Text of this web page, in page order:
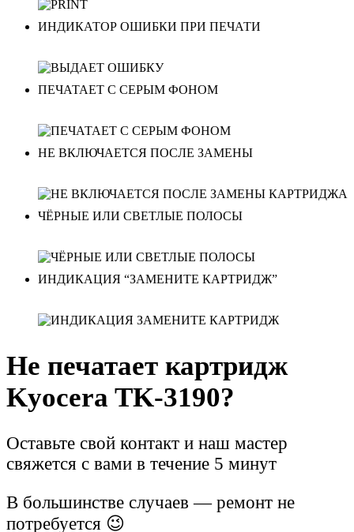
ИНДИКАТОР ОШИБКИ ПРИ ПЕЧАТИ
ПЕЧАТАЕТ С СЕРЫМ ФОНОМ
НЕ ВКЛЮЧАЕТСЯ ПОСЛЕ ЗАМЕНЫ
ЧЁРНЫЕ ИЛИ СВЕТЛЫЕ ПОЛОСЫ
ИНДИКАЦИЯ “ЗАМЕНИТЕ КАРТРИДЖ”
Не печатает картридж
Kyocera TK-3190?
Оставьте свой контакт и наш мастер
свяжется с вами в течение 5 минут
В большинстве случаев — ремонт не
потребуется 😉